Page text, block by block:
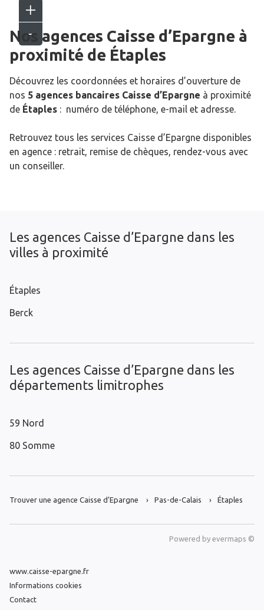
Nos agences Caisse d’Epargne à
proximité de Étaples
Découvrez les coordonnées et horaires d’ouverture de
nos 5 agences bancaires Caisse d’Epargne à proximité
de Étaples : numéro de téléphone, e-mail et adresse.
Retrouvez tous les services Caisse d’Epargne disponibles
en agence : retrait, remise de chèques, rendez-vous avec
un conseiller.
Les agences Caisse d’Epargne dans les
villes à proximité
Étaples
Berck
Les agences Caisse d’Epargne dans les
départements limitrophes
59 Nord
80 Somme
Trouver une agence Caisse d’Epargne Pas-de-Calais Étaples
Powered by evermaps ©
www.caisse-epargne.fr
Informations cookies
Contact